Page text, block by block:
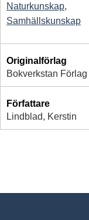
Naturkunskap,
Samhällskunskap
Originalförlag
Bokverkstan Förlag
Författare
Lindblad, Kerstin